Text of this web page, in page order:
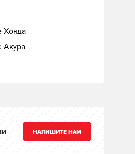
Хонда
Акура
НАПИШИТЕ НАМ